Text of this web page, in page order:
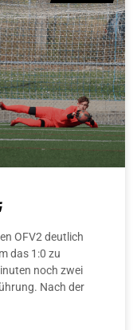
OFV2 deutlich
das 1:0 zu
noch zwei
Nach der